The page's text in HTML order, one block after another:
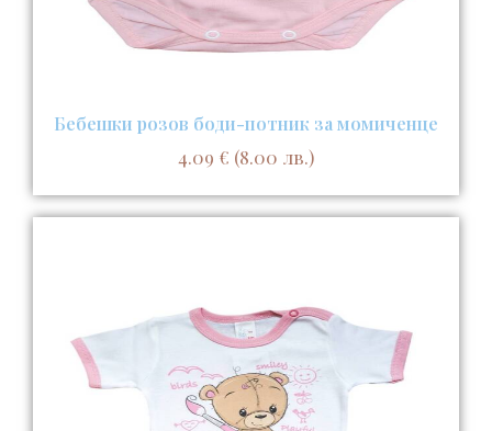
Бебешки розов боди-потник за момиченце
4.09 € (8.00 лв.)